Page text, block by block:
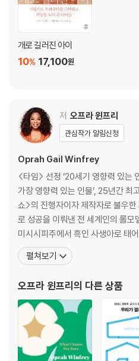
여섯 번째 대화: 대처에서 치유로 나아
뇌 발달에 치명적 영향을 미치는 방임
랑 · 건강한 대처 기제로서의 착한 해
트라우마의 불가역성 · 회복탄력성을
혜에 이르는 길 · 치유하는 공동체 ·
여덟 번째 대화: 우리의 뇌, 우리의 편
트라우마에 대한 사회적 인식 · 트라
도구는 하나가 아니다 · 최초의 경험
관계의 빈곤이 낳은 취약한 존재들 ·
연결되어야 한다
열 번째 대화: 지금 우리에게 필요한 것
개로 길러진 아이
17,100원
10%
저 오프라 윈프리
관심작가 알림신청
Oprah Gail Winfrey
<타임> 선정 ‘20세기 영향력 있는
가장 영향력 있는 인물’, 25년간 최
쇼>의 진행자이자 제작자로 불우
로 성공을 이뤄낸 전 세계인의 롤
미시시피주에서 흑인 사생아로 태
아홉 살 때 사촌오빠에게 강간을 당
친척 아저씨에게 끊임없는 성적학
는 몇 주 만에 세상을 떠나기도 했다.
펼쳐보기
오프라 윈프리 의 다른 상품